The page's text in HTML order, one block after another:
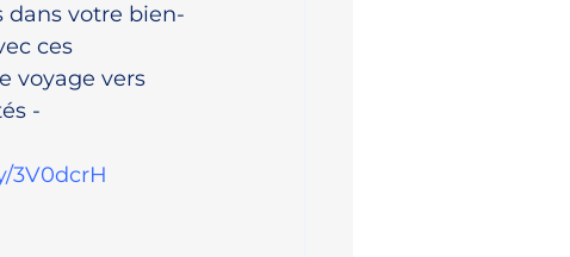
dans votre bien-
ces
voyage vers
-
3V0dcrH